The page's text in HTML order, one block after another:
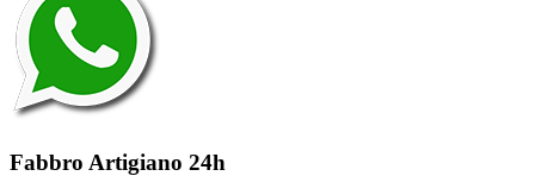
Fabbro Artigiano 24h